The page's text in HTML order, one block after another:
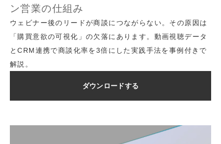
ン営業の仕組み
ウェビナー後のリードが商談につながらない。その原因は
「購買意欲の可視化」の欠落にあります。動画視聴データ
とCRM連携で商談化率を3倍にした実践手法を事例付きで
解説。
ダウンロードする